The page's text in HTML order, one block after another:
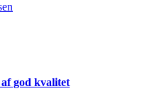
god kvalitet